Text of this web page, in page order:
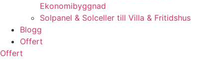
Ekonomibyggnad
Solpanel & Solceller till Villa & Fritidshus
Blogg
Offert
Offert